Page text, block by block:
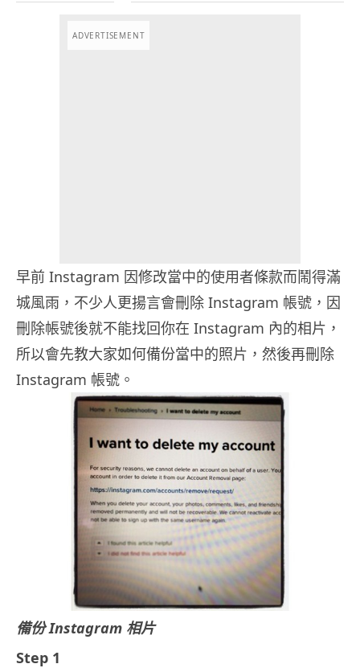
ADVERTISEMENT
早前 Instagram 因修改當中的使用者條款而鬧得滿
城風雨，不少人更揚言會刪除 Instagram 帳號，因
刪除帳號後就不能找回你在 Instagram 內的相片，
所以會先教大家如何備份當中的照片，然後再刪除
Instagram 帳號。
備份 Instagram 相片
Step 1